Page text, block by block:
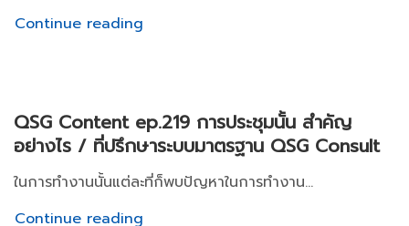
Continue reading
QSG Content ep.219 การประชุมนั้น สำคัญ
อย่างไร / ที่ปรึกษาระบบมาตรฐาน QSG Consult
ในการทำงานนั้นแต่ละที่ก็พบปัญหาในการทำงาน...
Continue reading